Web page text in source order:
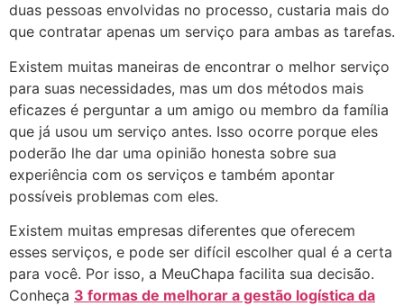
duas pessoas envolvidas no processo, custaria mais do
que contratar apenas um serviço para ambas as tarefas.
Existem muitas maneiras de encontrar o melhor serviço
para suas necessidades, mas um dos métodos mais
eficazes é perguntar a um amigo ou membro da família
que já usou um serviço antes. Isso ocorre porque eles
poderão lhe dar uma opinião honesta sobre sua
experiência com os serviços e também apontar
possíveis problemas com eles.
Existem muitas empresas diferentes que oferecem
esses serviços, e pode ser difícil escolher qual é a certa
para você. Por isso, a MeuChapa facilita sua decisão.
Conheça 3 formas de melhorar a gestão logística da